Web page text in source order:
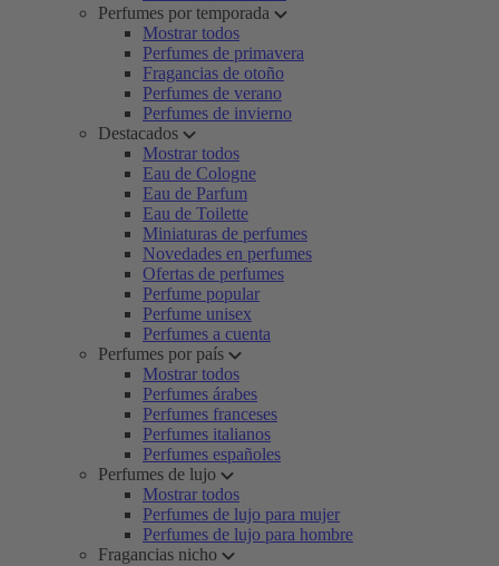
Perfumes por temporada
Mostrar todos
Perfumes de primavera
Fragancias de otoño
Perfumes de verano
Perfumes de invierno
Destacados
Mostrar todos
Eau de Cologne
Eau de Parfum
Eau de Toilette
Miniaturas de perfumes
Novedades en perfumes
Ofertas de perfumes
Perfume popular
Perfume unisex
Perfumes a cuenta
Perfumes por país
Mostrar todos
Perfumes árabes
Perfumes franceses
Perfumes italianos
Perfumes españoles
Perfumes de lujo
Mostrar todos
Perfumes de lujo para mujer
Perfumes de lujo para hombre
Fragancias nicho